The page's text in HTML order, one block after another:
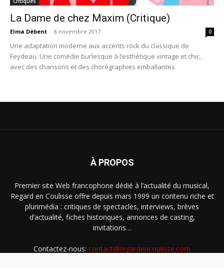
La Dame de chez Maxim (Critique)
Elma Débent - 8 novembre 2017 0
Une adaptation moderne aux accents rock du classique de
Feydeau. Une comédie burlesque à l’esthétique vintage et chic,
avec des chansons et des chorégraphies emballantes.
À PROPOS
Premier site Web francophone dédié à l’actualité du musical,
Regard en Coulisse offre depuis mars 1999 un contenu riche et
plurimédia : critiques de spectacles, interviews, brèves
d’actualité, fiches historiques, annonces de casting,
invitations…
Contactez-nous: contact@regardencoulisse.com